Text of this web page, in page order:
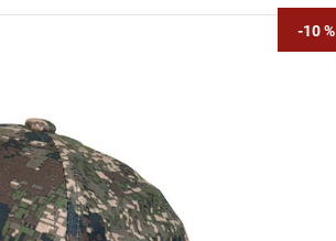
-10 %